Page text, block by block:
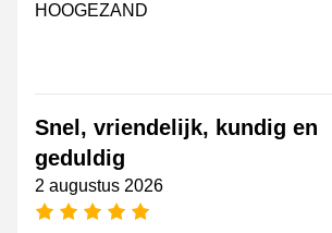
HOOGEZAND
Snel, vriendelijk, kundig en
geduldig
2 augustus 2026
5 sterren